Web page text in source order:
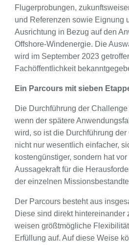
Flugerprobungen,
und Referenzen sowie Eignung
Ausrichtung in Bezug auf den
Offshore-Windenergie. Die
wird im September 2023
Fachöffentlichkeit
Ein Parcours mit sieben
Die Durchführung der
wenn der spätere
wird, so ist die Durchführung
nicht nur wesentlich einfacher,
kostengünstiger, sondern hat
Aussagekraft für die
der einzelnen
Der Parcours besteht aus
Diese sind direkt hintereinander
weisen größtmögliche
Erfüllung auf. Auf diese Weise